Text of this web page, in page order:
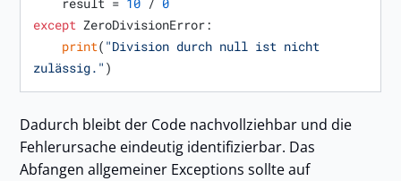
except ZeroDivisionError:
print( "Division durch null ist nicht
zulässig."
Dadurch bleibt der Code nachvollziehbar und die
Fehlerursache eindeutig identifizierbar. Das
Abfangen allgemeiner Exceptions sollte auf